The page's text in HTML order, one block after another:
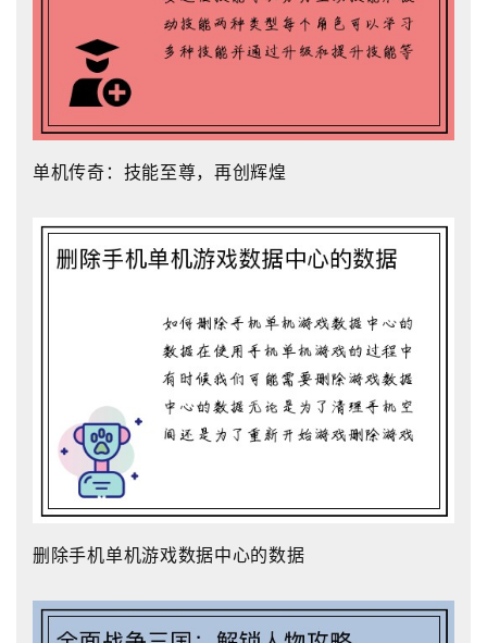
单机传奇：技能至尊，再创辉煌
删除手机单机游戏数据中心的数据